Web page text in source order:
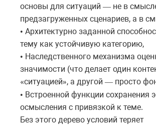
основы для ситуаций — не в
предзагруженных сценариев, а в
• Архитектурно заданной
тему как устойчивую категорию,
• Наследственного механизма
значимости (что делает один
«ситуацией», а другой — просто
• Встроенной функции сохранения
осмысления с привязкой к теме.
Без этого дерево условий теряет